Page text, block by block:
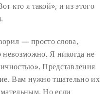
кто я такой», и из этого
— просто слова,
Я никогда не
Представления
Вам нужно тщательно их
Но если